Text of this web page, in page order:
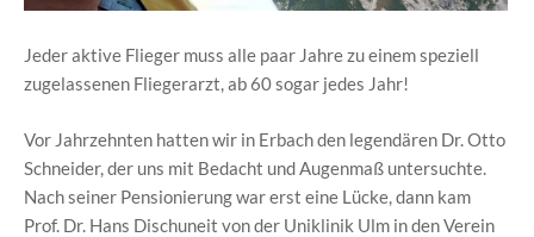
Jeder aktive Flieger muss alle paar Jahre zu einem speziell
zugelassenen Fliegerarzt, ab 60 sogar jedes Jahr!
Vor Jahrzehnten hatten wir in Erbach den legendären Dr. Otto
Schneider, der uns mit Bedacht und Augenmaß untersuchte.
Nach seiner Pensionierung war erst eine Lücke, dann kam
Prof. Dr. Hans Dischuneit von der Uniklinik Ulm in den Verein